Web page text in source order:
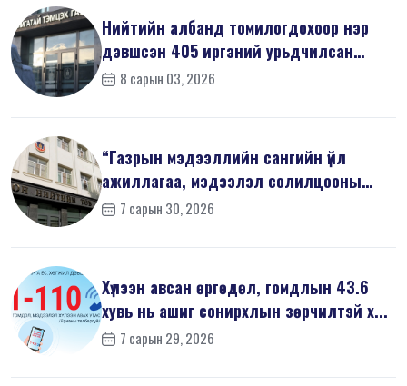
Нийтийн албанд томилогдохоор нэр
дэвшсэн 405 иргэний урьдчилсан
мэдүүл...
8 сарын 03, 2026
“Газрын мэдээллийн сангийн үйл
ажиллагаа, мэдээлэл солилцооны
журам”-...
7 сарын 30, 2026
Хүлээн авсан өргөдөл, гомдлын 43.6
хувь нь ашиг сонирхлын зөрчилтэй х...
7 сарын 29, 2026